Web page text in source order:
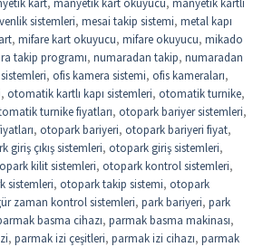
sistemleri, mesai takip sistemi, metal kapı
, mifare kart okuyucu, mifare okuyucu, mikado
takip programı, numaradan takip, numaradan
, ofis kamera sistemi, ofis kameraları,
, otomatik kartlı kapı sistemleri, otomatik turnike,
turnike fiyatları, otopark bariyer sistemleri,
, otopark bariyeri, otopark bariyeri fiyat,
giriş çıkış sistemleri, otopark giriş sistemleri,
kilit sistemleri, otopark kontrol sistemleri,
sistemleri, otopark takip sistemi, otopark
zaman kontrol sistemleri, park bariyeri, park
basma cihazı, parmak basma makinası,
, parmak izi çeşitleri, parmak izi cihazı, parmak